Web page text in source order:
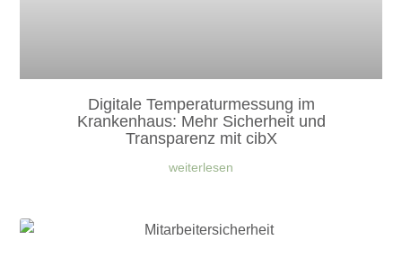
Digitale Temperaturmessung im
Krankenhaus: Mehr Sicherheit und
Transparenz mit cibX
weiterlesen